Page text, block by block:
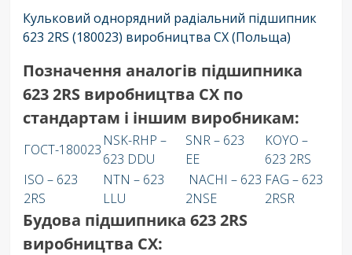
Кульковий однорядний радіальний підшипник
623 2RS (180023) виробництва CX (Польща)
Позначення аналогів підшипника
623 2RS виробництва СХ по
стандартам і іншим виробникам:
ГОСТ-180023
NSK-RHP –
623 DDU
SNR – 623
EE
KOYO –
623 2RS
ISO – 623
2RS
NTN – 623
LLU
NACHI – 623
2NSE
FAG – 623
2RSR
Будова підшипника 623 2RS ​​
виробництва CX: